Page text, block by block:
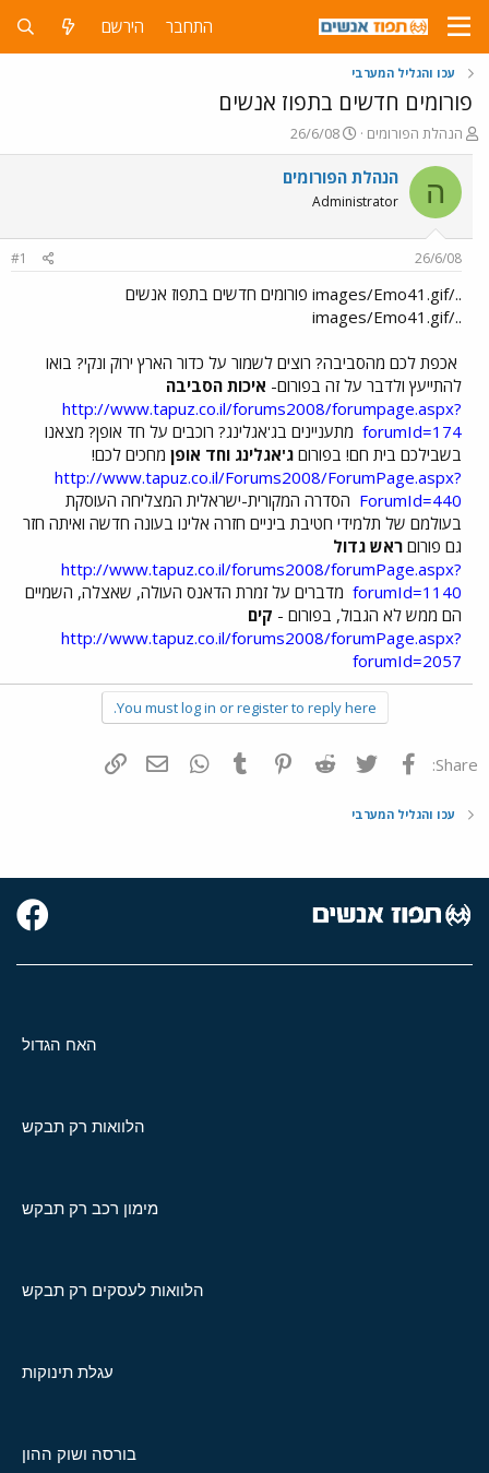
התחבר הירשם
עכו והגליל המערבי
פורומים חדשים בתפוז אנשים
פ
ו
ת
ח
ה
ש
הנהלת הפורומים
פ
ו
ר
ם
ר
י
ך
26/6/08
ה הנהלת הפורומים
Administrator
26/6/08
#1
../images/Emo41.gif פורומים חדשים בתפוז אנשים
../images/Emo41.gif
אכפת לכם מהסביבה? רוצים לשמור על כדור הארץ ירוק ונקי? בואו
להתייעץ ולדבר על זה בפורום- איכות הסביבה
http://www.tapuz.co.il/forums2008/forumpage.aspx?
forumId=174 מתעניינים בג'אגלינג? רוכבים על חד אופן? מצאנו
בשבילכם בית חם! בפורום ג'אגלינג וחד אופן מחכים לכם!
http://www.tapuz.co.il/Forums2008/ForumPage.aspx?
ForumId=440 הסדרה המקורית-ישראלית המצליחה העוסקת
בעולמם של תלמידי חטיבת ביניים חזרה אלינו בעונה חדשה ואיתה חזר
גם פורום ראש גדול
http://www.tapuz.co.il/forums2008/forumPage.aspx?
forumId=1140 מדברים על זמרת הדאנס העולה, שאצלה, השמיים
הם ממש לא הגבול, בפורום - קים
http://www.tapuz.co.il/forums2008/forumPage.aspx?
forumId=2057
You must log in or register to reply here.
Share: פייסבוק Twitter
Reddit
Pinterest
Tumblr
WhatsAppדואר אלקטרוני
עכו והגליל המערבי
האח הגדול
הלוואות רק תבקש
מימון רכב רק תבקש
הלוואות לעסקים רק תבקש
עגלת תינוקות
בורסה ושוק ההון